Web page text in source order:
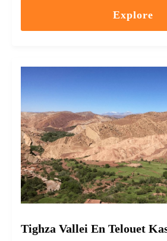
Explore
Tighza Vallei En Telouet